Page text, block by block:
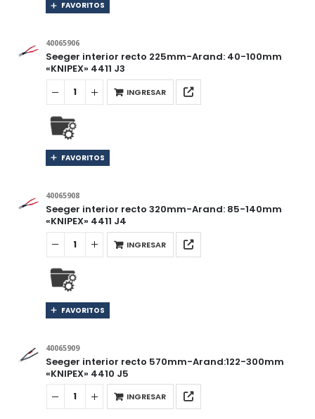
FAVORITOS
40065906
Seeger interior recto 225mm-Arand: 40-100mm
«KNIPEX» 4411 J3
INGRESAR
FAVORITOS
40065908
Seeger interior recto 320mm-Arand: 85-140mm
«KNIPEX» 4411 J4
INGRESAR
FAVORITOS
40065909
Seeger interior recto 570mm-Arand:122-300mm
«KNIPEX» 4410 J5
INGRESAR